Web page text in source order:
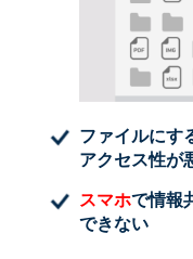
ファイルにす
アクセス性が
スマホで情報
できない